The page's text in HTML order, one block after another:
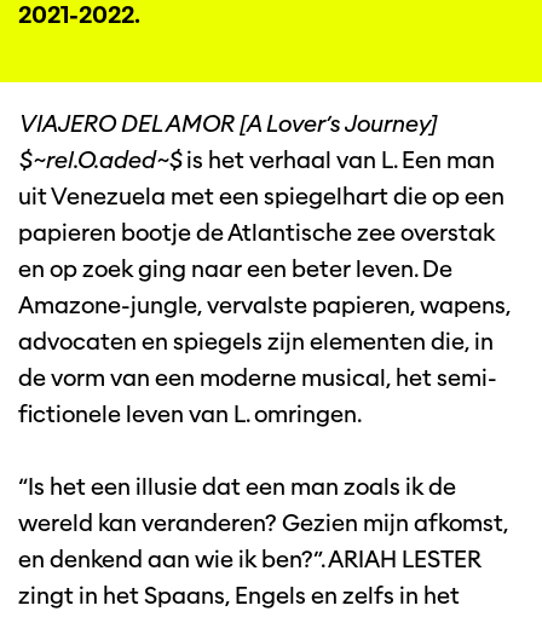
2021-2022.
VIAJERO DEL AMOR [A Lover’s Journey]
$~rel.O.aded~$is het verhaal van L. Een man
uit Venezuela met een spiegelhart die op een
papieren bootje de Atlantische zee overstak
en op zoek ging naar een beter leven. De
Amazone-jungle, vervalste papieren, wapens,
advocaten en spiegels zijn elementen die, in
de vorm van een moderne musical, het semi-
fictionele leven van L. omringen.
“Is het een illusie dat een man zoals ik de
wereld kan veranderen? Gezien mijn afkomst,
en denkend aan wie ik ben?”. ARIAH LESTER
zingt in het Spaans, Engels en zelfs in het